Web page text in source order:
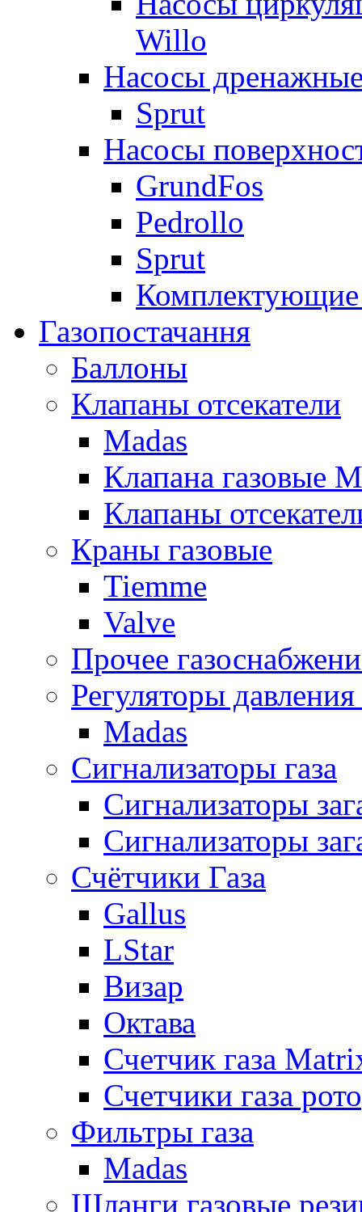
Willo
Насосы
Sprut
Насосы
GrundFos
Pedrollo
Sprut
Комплектующие
Газопостачання
Баллоны
Клапаны отсекатели
Madas
Клапана газовые
Клапаны
Краны газовые
Tiemme
Valve
Прочее
Регуляторы давления
Madas
Сигнализаторы газа
Сигнализаторы
Сигнализаторы
Счётчики Газа
Gallus
LStar
Визар
Октава
Счетчик газа
Счетчики газа
Фильтры газа
Madas
Шланги газовые